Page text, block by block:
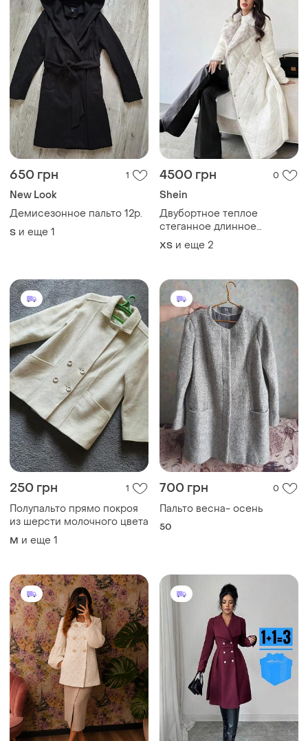
650 грн 1
New Look
Демисезонное пальто 12р.
S и еще 1
4500 грн 0
Shein
Двубортное теплое
стеганное длинное
женское пальто с мехом
ХS и еще 2
250 грн 1
Полупальто прямо покроя
из шерсти молочного цвета
M и еще 1
700 грн 0
Пальто весна- осень
50